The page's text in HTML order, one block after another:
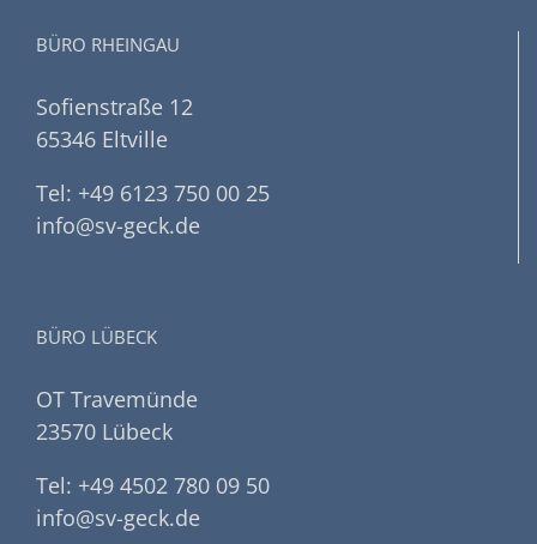
BÜRO RHEINGAU
Sofienstraße 12
65346 Eltville
Tel: +49 6123 750 00 25
info@sv-geck.de
BÜRO LÜBECK
OT Travemünde
23570 Lübeck
Tel: +49 4502 780 09 50
info@sv-geck.de